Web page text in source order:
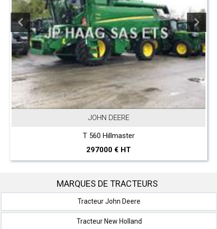
JOHN DEERE
T 560 Hillmaster
297000 € HT
MARQUES DE TRACTEURS
Tracteur John Deere
Tracteur New Holland